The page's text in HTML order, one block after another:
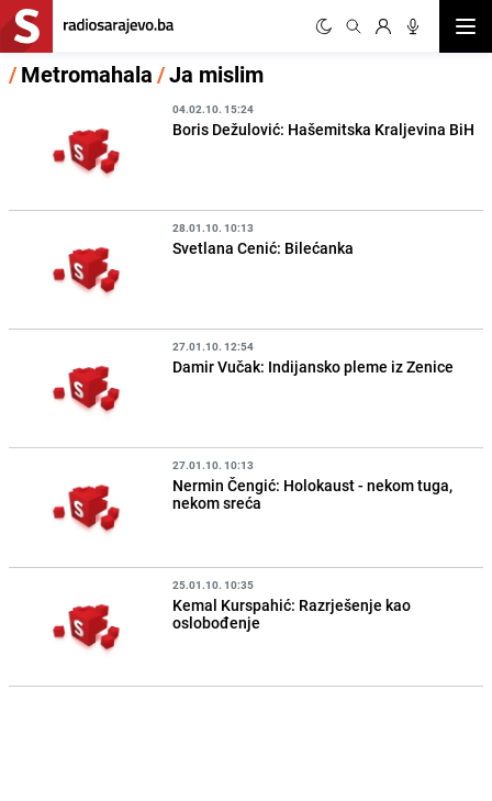
/Metromahala/Ja mislim
04.02.10. 15:24
Boris Dežulović: Hašemitska Kraljevina BiH
28.01.10. 10:13
Svetlana Cenić: Bilećanka
27.01.10. 12:54
Damir Vučak: Indijansko pleme iz Zenice
27.01.10. 10:13
Nermin Čengić: Holokaust - nekom tuga,
nekom sreća
25.01.10. 10:35
Kemal Kurspahić: Razrješenje kao
oslobođenje